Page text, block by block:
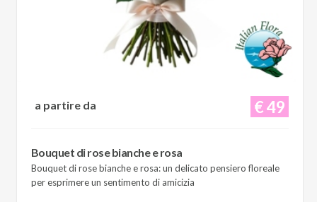
€ 49
a partire da
Bouquet di rose bianche e rosa
Bouquet di rose bianche e rosa: un delicato pensiero floreale
per esprimere un sentimento di amicizia